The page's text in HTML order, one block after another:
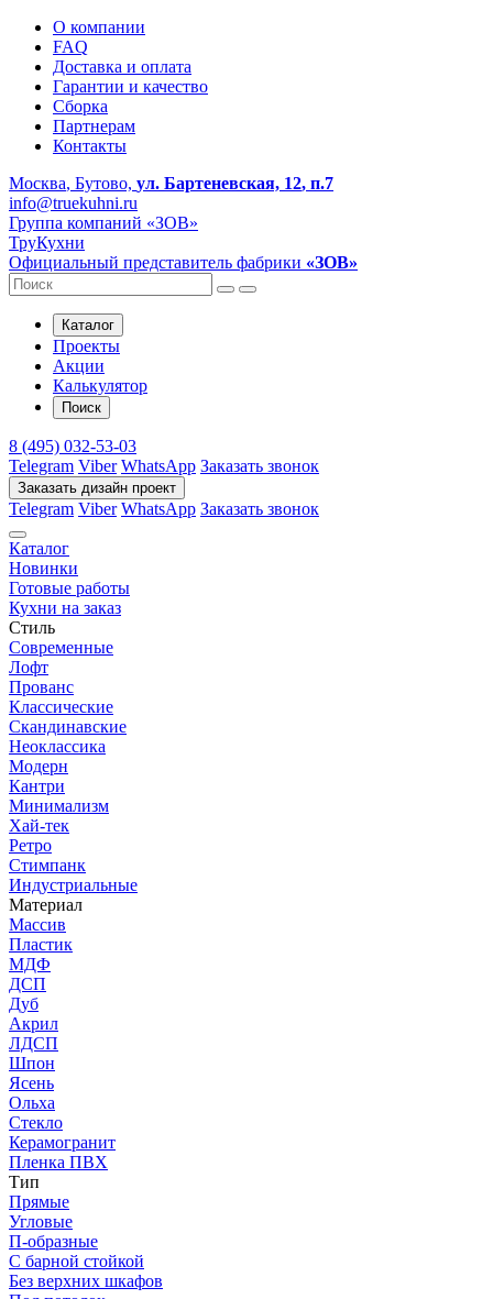
О компании
FAQ
Доставка и оплата
Гарантии и качество
Сборка
Партнерам
Контакты
Москва, Бутово, ул. Бартеневская, 12, п.7
info@truekuhni.ru
Группа компаний «ЗОВ»
ТруКухни
Официальный представитель фабрики «ЗОВ»
Каталог
Проекты
Акции
Калькулятор
Поиск
8 (495) 032-53-03
Telegram Viber WhatsApp Заказать звонок
Заказать дизайн проект
Telegram Viber WhatsApp Заказать звонок
Каталог
Новинки
Готовые работы
Кухни на заказ
Стиль
Современные
Лофт
Прованс
Классические
Скандинавские
Неоклассика
Модерн
Кантри
Минимализм
Хай-тек
Ретро
Стимпанк
Индустриальные
Материал
Массив
Пластик
МДФ
ДСП
Дуб
Акрил
ЛДСП
Шпон
Ясень
Ольха
Стекло
Керамогранит
Пленка ПВХ
Тип
Прямые
Угловые
П-образные
С барной стойкой
Без верхних шкафов